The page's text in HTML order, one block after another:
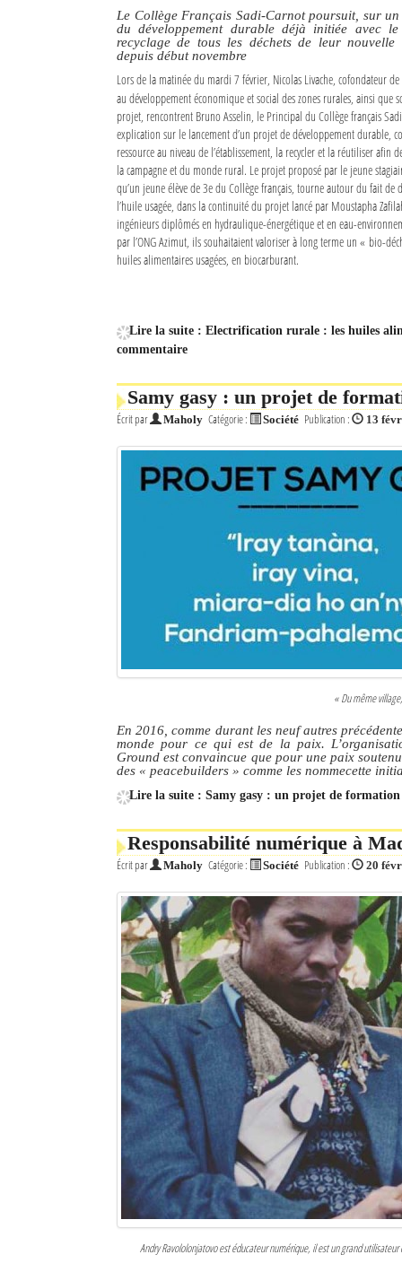
Le Collège Français Sadi-Carnot poursuit, sur
du développement durable déjà initiée avec
recyclage de tous les déchets de leur nouvelle
depuis début novembre
Lors de la matinée du mardi 7 février, Nicolas Livache, cofondateur
au développement économique et social des zones rurales, ainsi que
projet, rencontrent Bruno Asselin, le Principal du Collège français
explication sur le lancement d’un projet de développement durable,
ressource au niveau de l’établissement, la recycler et la réutiliser afin
la campagne et du monde rural. Le projet proposé par le jeune
qu’un jeune élève de 3e du Collège français, tourne autour du fait de
l’huile usagée, dans la continuité du projet lancé par Moustapha
ingénieurs diplômés en hydraulique-énergétique et en eau-
par l’ONG Azimut, ils souhaitaient valoriser à long terme un « bio-
huiles alimentaires usagées, en biocarburant.
Lire la suite : Electrification rurale : les huiles
commentaire
Samy gasy : un projet de
Écrit par Maholy Catégorie : Société Publication : 13
« Du même
En 2016, comme durant les neuf autres
monde pour ce qui est de la paix.
Ground est convaincue que pour une paix
des « peacebuilders » comme les nommecette
Lire la suite : Samy gasy : un projet de formation
Responsabilité numérique à
Écrit par Maholy Catégorie : Société Publication : 20
Andry Ravololonjatovo est éducateur numérique, il est un grand